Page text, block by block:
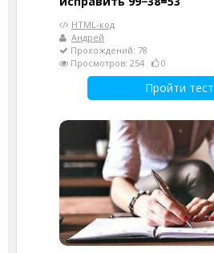
HTML-код
Андрей
Прохождений: 78
Просмотров: 254
0
Пройти тест